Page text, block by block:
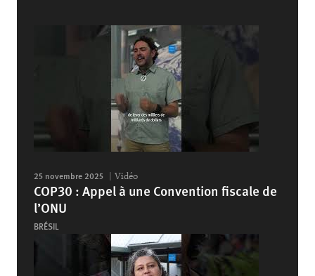
25 novembre 2025 Vidéo
COP30 : Appel à une Convention fiscale de
l’ONU
BRÉSIL